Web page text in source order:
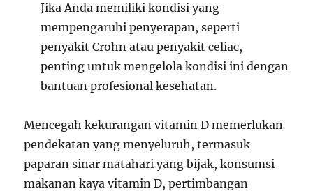
Jika Anda memiliki kondisi yang
mempengaruhi penyerapan, seperti
penyakit Crohn atau penyakit celiac,
penting untuk mengelola kondisi ini dengan
bantuan profesional kesehatan.
Mencegah kekurangan vitamin D memerlukan
pendekatan yang menyeluruh, termasuk
paparan sinar matahari yang bijak, konsumsi
makanan kaya vitamin D, pertimbangan